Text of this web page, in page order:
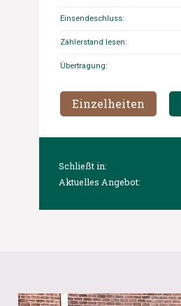
Einsendeschluss:
Zählerstand lesen:
Übertragung:
Einzelheiten
Schließt in:
Aktuelles Angebot: